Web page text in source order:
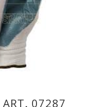
ART. 07287